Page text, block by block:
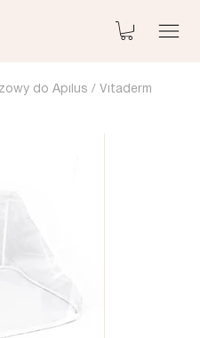
do Apilus / Vitaderm